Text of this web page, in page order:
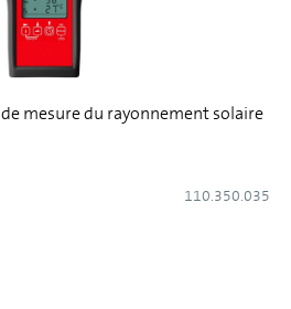
mesure du rayonnement solaire
110.350.035